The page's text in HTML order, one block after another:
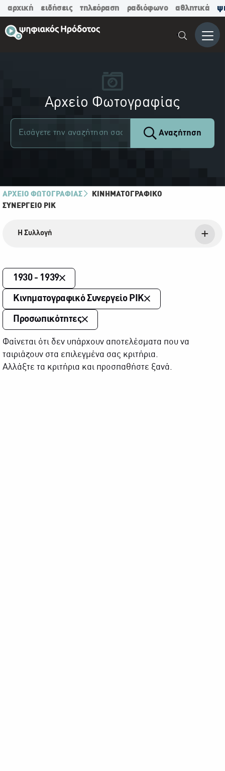
αρχική ειδήσεις τηλεόραση ραδιόφωνο αθλητικά
Μενού
Αρχείο Φωτογραφίας
Αναζήτηση
ΑΡΧΕΙΟ ΦΩΤΟΓΡΑΦΙΑΣ
ΚΙΝΗΜΑΤΟΓΡΑΦΙΚΌ
ΣΥΝΕΡΓΕΊΟ ΡΙΚ
Η Συλλογή
1930 - 1939
Κινηματογραφικό Συνεργείο ΡΙΚ
Προσωπικότητες
Φαίνεται ότι δεν υπάρχουν αποτελέσματα που να
ταιριάζουν στα επιλεγμένα σας κριτήρια.
Αλλάξτε τα κριτήρια και προσπαθήστε ξανά.